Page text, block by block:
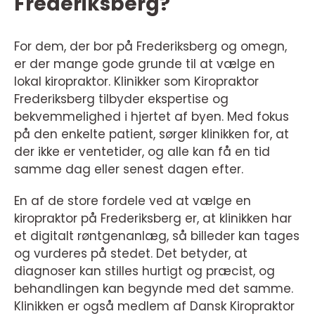
For dem, der bor på Frederiksberg og omegn,
er der mange gode grunde til at vælge en
lokal kiropraktor. Klinikker som Kiropraktor
Frederiksberg tilbyder ekspertise og
bekvemmelighed i hjertet af byen. Med fokus
på den enkelte patient, sørger klinikken for, at
der ikke er ventetider, og alle kan få en tid
samme dag eller senest dagen efter.
En af de store fordele ved at vælge en
kiropraktor på Frederiksberg er, at klinikken har
et digitalt røntgenanlæg, så billeder kan tages
og vurderes på stedet. Det betyder, at
diagnoser kan stilles hurtigt og præcist, og
behandlingen kan begynde med det samme.
Klinikken er også medlem af Dansk Kiropraktor